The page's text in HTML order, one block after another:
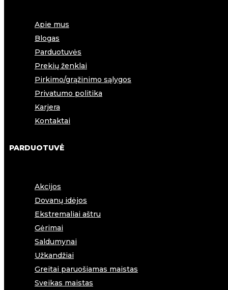
Apie mus
Blogas
Parduotuvės
Prekių ženklai
Pirkimo/grąžinimo sąlygos
Privatumo politika
Karjera
Kontaktai
PARDUOTUVĖ
Akcijos
Dovanų idėjos
Ekstremaliai aštru
Gėrimai
Saldumynai
Užkandžiai
Greitai paruošiamas maistas
Sveikas maistas